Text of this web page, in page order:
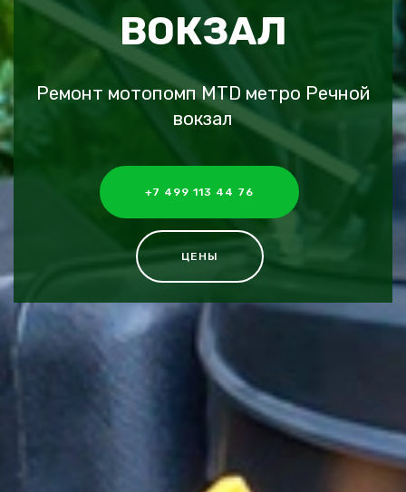
ВОКЗАЛ
Ремонт мотопомп MTD метро Речной
вокзал
+7 499 113 44 76
ЦЕНЫ